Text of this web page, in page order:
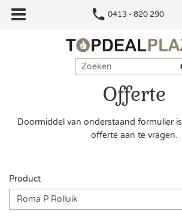
0413 - 820 290
Offerte
Doormiddel van onderstaand formulier
offerte aan te vragen.
Product